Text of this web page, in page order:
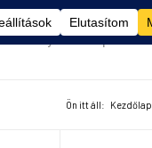
Vélemények Kapcsolat
Ön itt áll: Kezdőlap